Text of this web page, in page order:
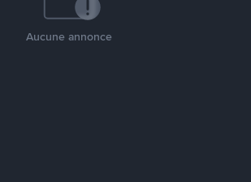
Aucune annonce